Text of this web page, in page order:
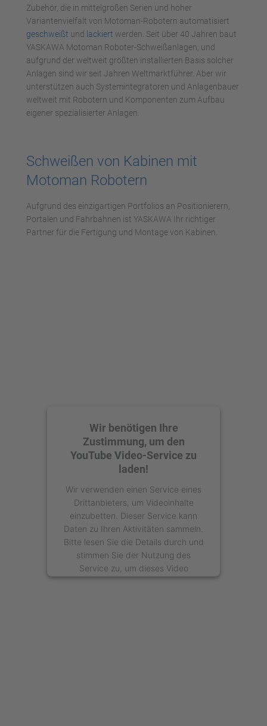
Zubehör, die in mittelgroßen Serien und hoher
Variantenvielfalt von Motoman-Robotern automatisiert
geschweißt und lackiert werden. Seit über 40 Jahren baut
YASKAWA Motoman Roboter-Schweißanlagen, und
aufgrund der weltweit größten installierten Basis solcher
Anlagen sind wir seit Jahren Weltmarktführer. Aber wir
unterstützen auch Systemintegratoren und Anlagenbauer
weltweit mit Robotern und Komponenten zum Aufbau
eigener spezialisierter Anlagen.
Schweißen von Kabinen mit
Motoman Robotern
Aufgrund des einzigartigen Portfolios an Positionierern,
Portalen und Fahrbahnen ist YASKAWA Ihr richtiger
Partner für die Fertigung und Montage von Kabinen.
Wir benötigen Ihre
Zustimmung, um den
YouTube Video-Service zu
laden!
Wir verwenden einen Service eines
Drittanbieters, um Videoinhalte
einzubetten. Dieser Service kann
Daten zu Ihren Aktivitäten sammeln.
Bitte lesen Sie die Details durch und
stimmen Sie der Nutzung des
Service zu, um dieses Video
anzusehen.